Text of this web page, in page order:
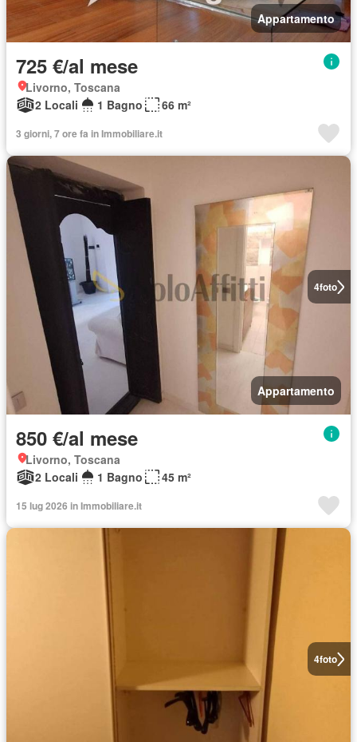
Appartamento
725 €/al mese
Livorno, Toscana
2 Locali
1 Bagno 66 m²
3 giorni, 7 ore fa in Immobiliare.it
4foto
Appartamento
850 €/al mese
Livorno, Toscana
2 Locali
1 Bagno 45 m²
15 lug 2026 in Immobiliare.it
4foto